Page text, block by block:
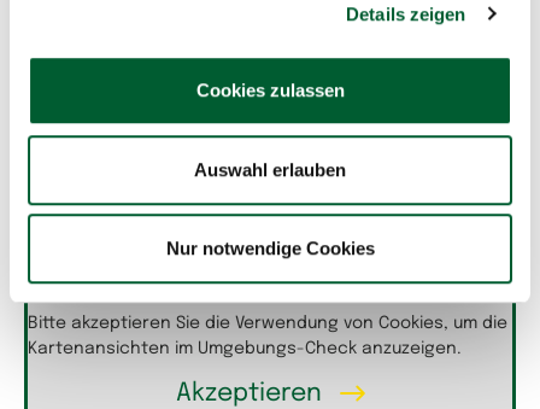
Details zeigen
Cookies zulassen
Auswahl erlauben
Nur notwendige Cookies
Bitte akzeptieren Sie die Verwendung von Cookies, um die
Kartenansichten im Umgebungs-Check anzuzeigen.
Akzeptieren